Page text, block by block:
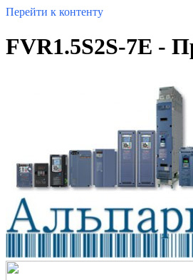
Перейти к контенту
FVR1.5S2S-7E -